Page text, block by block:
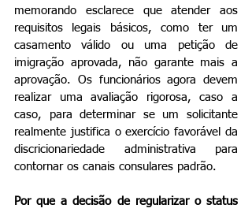
memorando esclarece que atender aos
requisitos legais básicos, como ter um
casamento válido ou uma petição de
imigração aprovada, não garante mais a
aprovação. Os funcionários agora devem
realizar uma avaliação rigorosa, caso a
caso, para determinar se um solicitante
realmente justifica o exercício favorável da
discricionariedade administrativa para
contornar os canais consulares padrão.
Por que a decisão de regularizar o status